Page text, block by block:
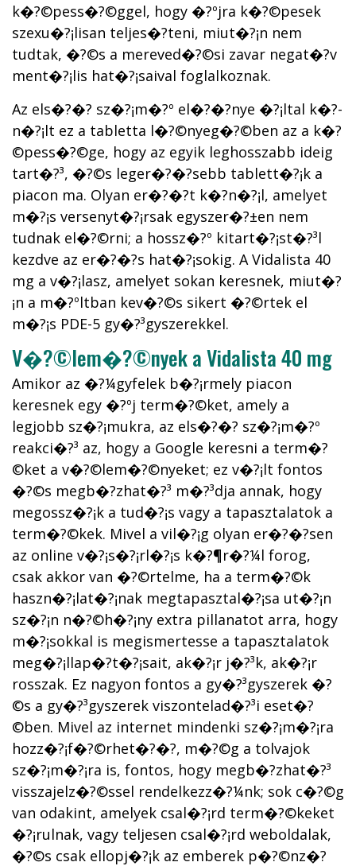
k�?©pess�?©ggel, hogy �?ºjra k�?©pesek
szexu�?¡lisan teljes�?­teni, miut�?¡n nem
tudtak, �?©s a mereved�?©si zavar negat�?­v
ment�?¡lis hat�?¡saival foglalkoznak.
Az els�?�? sz�?¡m�?º el�?�?nye �?¡ltal k�?­
n�?¡lt ez a tabletta l�?©nyeg�?©ben az a k�?
©pess�?©ge, hogy az egyik leghosszabb ideig
tart�?³, �?©s leger�?�?sebb tablett�?¡k a
piacon ma. Olyan er�?�?t k�?­n�?¡l, amelyet
m�?¡s versenyt�?¡rsak egyszer�?±en nem
tudnak el�?©rni; a hossz�?º kitart�?¡st�?³l
kezdve az er�?�?s hat�?¡sokig. A Vidalista 40
mg a v�?¡lasz, amelyet sokan keresnek, miut�?
¡n a m�?ºltban kev�?©s sikert �?©rtek el
m�?¡s PDE-5 gy�?³gyszerekkel.
V�?©lem�?©nyek a Vidalista 40 mg
Amikor az �?¼gyfelek b�?¡rmely piacon
keresnek egy �?ºj term�?©ket, amely a
legjobb sz�?¡mukra, az els�?�? sz�?¡m�?º
reakci�?³ az, hogy a Google keresni a term�?
©ket a v�?©lem�?©nyeket; ez v�?¡lt fontos
�?©s megb�?­zhat�?³ m�?³dja annak, hogy
megossz�?¡k a tud�?¡s vagy a tapasztalatok a
term�?©kek. Mivel a vil�?¡g olyan er�?�?sen
az online v�?¡s�?¡rl�?¡s k�?¶r�?¼l forog,
csak akkor van �?©rtelme, ha a term�?©k
haszn�?¡lat�?¡nak megtapasztal�?¡sa ut�?¡n
sz�?¡n n�?©h�?¡ny extra pillanatot arra, hogy
m�?¡sokkal is megismertesse a tapasztalatok
meg�?¡llap�?­t�?¡sait, ak�?¡r j�?³k, ak�?¡r
rosszak. Ez nagyon fontos a gy�?³gyszerek �?
©s a gy�?³gyszerek viszontelad�?³i eset�?
©ben. Mivel az internet mindenki sz�?¡m�?¡ra
hozz�?¡f�?©rhet�?�?, m�?©g a tolvajok
sz�?¡m�?¡ra is, fontos, hogy megb�?­zhat�?³
visszajelz�?©ssel rendelkezz�?¼nk; sok c�?©g
van odakint, amelyek csal�?¡rd term�?©keket
�?¡rulnak, vagy teljesen csal�?¡rd weboldalak,
�?©s csak ellopj�?¡k az emberek p�?©nz�?